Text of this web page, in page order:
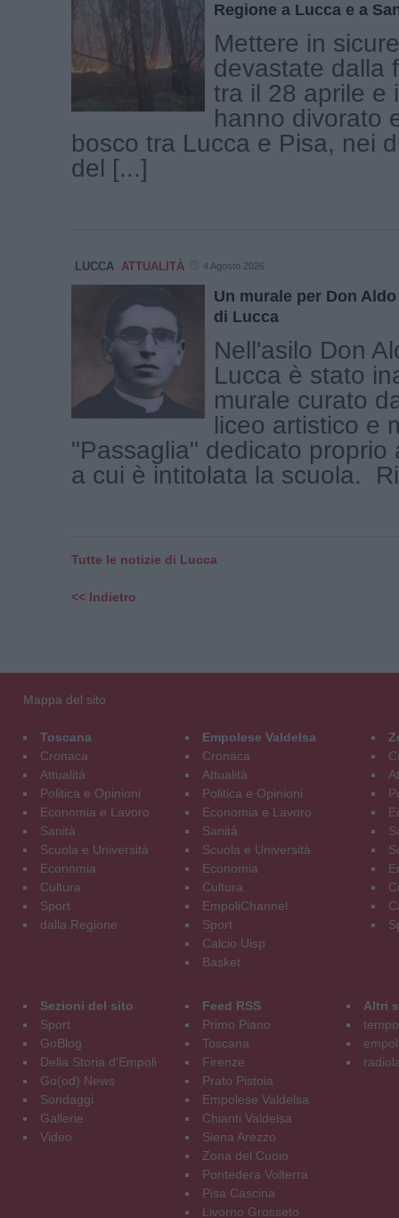
Regione a Lucca e a
Mettere in
devastate dalla
tra il 28 aprile e
hanno divorato
bosco tra Lucca e Pisa, nei
del [...]
LUCCA ATTUALITÀ 4 Agosto 2026
Un murale per Don
di Lucca
Nell'asilo Don
Lucca è stato
murale curato
liceo artistico e
"Passaglia" dedicato proprio
a cui è intitolata la scuola.
Tutte le notizie di Lucca
<< Indietro
Mappa del sito
Toscana
Cronaca
Attualità
Politica e Opinioni
Economia e Lavoro
Sanità
Scuola e Università
Economia
Cultura
Sport
dalla Regione
Empolese Valdelsa
Cronaca
Attualità
Politica e Opinioni
Economia e Lavoro
Sanità
Scuola e Università
Economia
Cultura
EmpoliChannel
Sport
Calcio Uisp
Basket
Sezioni del sito
Sport
GoBlog
Della Storia d'Empoli
Go(od) News
Sondaggi
Gallerie
Video
Feed RSS
Primo Piano
Toscana
Firenze
Prato Pistoia
Empolese Valdelsa
Chianti Valdelsa
Siena Arezzo
Zona del Cuoio
Pontedera Volterra
Pisa Cascina
Livorno Grosseto
Altri